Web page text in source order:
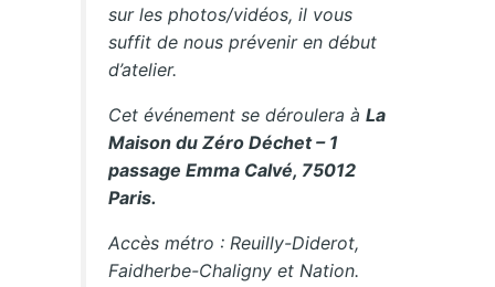
sur les photos/vidéos, il vous
suffit de nous prévenir en début
d’atelier.
Cet événement se déroulera àLa
Maison du Zéro Déchet – 1
passage Emma Calvé, 75012
Paris.
Accès métro : Reuilly-Diderot,
Faidherbe-Chaligny et Nation.